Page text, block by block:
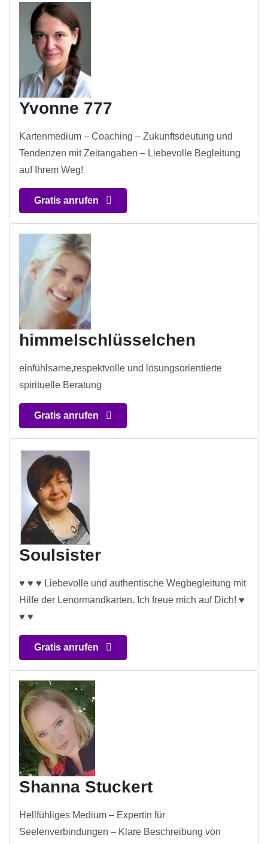
Yvonne 777
Kartenmedium – Coaching – Zukunftsdeutung und
Tendenzen mit Zeitangaben – Liebevolle Begleitung
auf Ihrem Weg!
Gratis anrufen
himmelschlüsselchen
einfühlsame,respektvolle und lösungsorientierte
spirituelle Beratung
Gratis anrufen
Soulsister
♥ ♥ ♥ Liebevolle und authentische Wegbegleitung mit
Hilfe der Lenormandkarten. Ich freue mich auf Dich! ♥
♥ ♥
Gratis anrufen
Shanna Stuckert
Hellfühliges Medium – Expertin für
Seelenverbindungen – Klare Beschreibung von